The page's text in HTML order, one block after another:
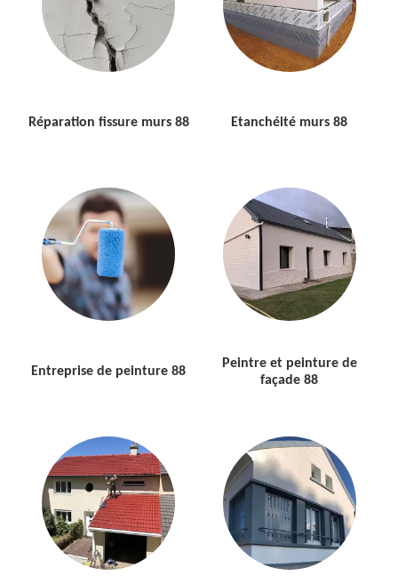
Réparation fissure murs 88 Etanchéité murs 88
Entreprise de peinture 88
Peintre et peinture de
façade 88